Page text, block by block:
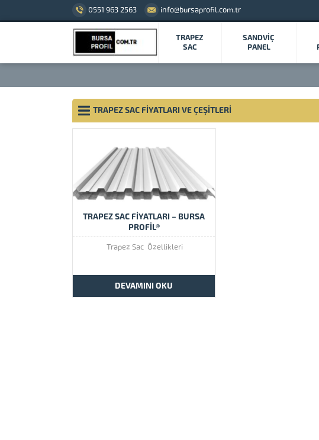
0551 963 2563 info@bursaprofil.com.tr
TRAPEZ
SAC
SANDVİÇ
PANEL
TRAPEZ SAC FIYATLARI VE ÇEŞITLERI
TRAPEZ SAC FİYATLARI – BURSA
PROFİL®
Trapez Sac Özellikleri
DEVAMINI OKU